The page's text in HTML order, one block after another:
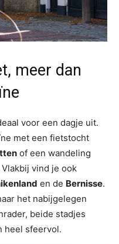
meer dan
voor een dagje uit.
met een fietstocht
of een wandeling
vind je ook
en de Bernisse.
het nabijgelegen
beide stadjes
heel sfeervol.